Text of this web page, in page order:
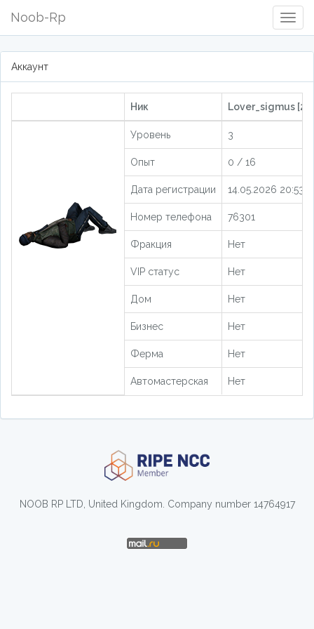
Noob-Rp
Аккаунт
Ник Lover_sigmus
Уровень 3
Опыт 0 / 16
Дата регистрации 14.05.2026
Номер телефона 76301
Фракция Нет
VIP статус Нет
Дом Нет
Бизнес Нет
Ферма Нет
Автомастерская Нет
NOOB RP LTD, United Kingdom. Company number 14764917